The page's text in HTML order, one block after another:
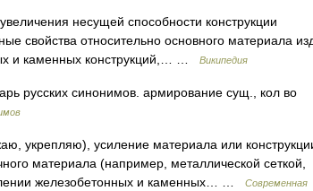
несущей способности конструкции
относительно основного материала
и каменных конструкций,… …
Википедия
русских синонимов. армирование сущ., кол во
укрепляю), усиление материала или
материала (например, металлической сеткой,
железобетонных и каменных… …
Современная